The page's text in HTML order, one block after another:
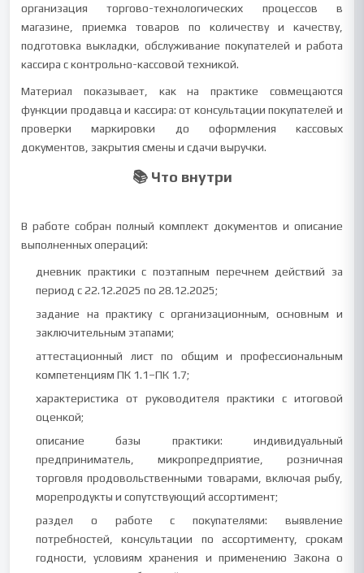
организация торгово-технологических процессов в
магазине, приемка товаров по количеству и качеству,
подготовка выкладки, обслуживание покупателей и работа
кассира с контрольно-кассовой техникой.
Материал показывает, как на практике совмещаются
функции продавца и кассира: от консультации покупателей и
проверки маркировки до оформления кассовых
документов, закрытия смены и сдачи выручки.
📚 Что внутри
В работе собран полный комплект документов и описание
выполненных операций:
дневник практики с поэтапным перечнем действий за
период с 22.12.2025 по 28.12.2025;
задание на практику с организационным, основным и
заключительным этапами;
аттестационный лист по общим и профессиональным
компетенциям ПК 1.1–ПК 1.7;
характеристика от руководителя практики с итоговой
оценкой;
описание базы практики: индивидуальный
предприниматель, микропредприятие, розничная
торговля продовольственными товарами, включая рыбу,
морепродукты и сопутствующий ассортимент;
раздел о работе с покупателями: выявление
потребностей, консультации по ассортименту, срокам
годности, условиям хранения и применению Закона о